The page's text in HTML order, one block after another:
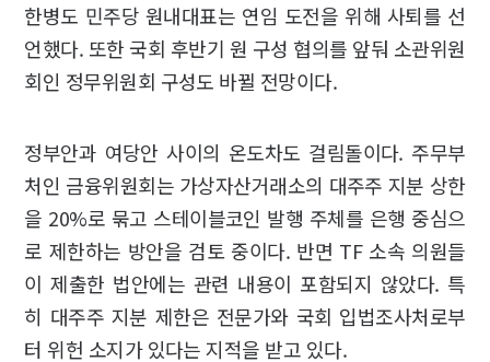
한병도 민주당 원내대표는 연임 도전을 위해 사퇴를 선
언했다. 또한 국회 후반기 원 구성 협의를 앞둬 소관위원
회인 정무위원회 구성도 바뀔 전망이다.
정부안과 여당안 사이의 온도차도 걸림돌이다. 주무부
처인 금융위원회는 가상자산거래소의 대주주 지분 상한
을 20%로 묶고 스테이블코인 발행 주체를 은행 중심으
로 제한하는 방안을 검토 중이다. 반면 TF 소속 의원들
이 제출한 법안에는 관련 내용이 포함되지 않았다. 특
히 대주주 지분 제한은 전문가와 국회 입법조사처로부
터 위헌 소지가 있다는 지적을 받고 있다.